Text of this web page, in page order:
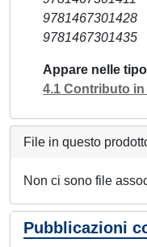
9781467301428
9781467301435
Appare nelle
4.1 Contributo
File in questo
Non ci sono file
Pubblicazioni